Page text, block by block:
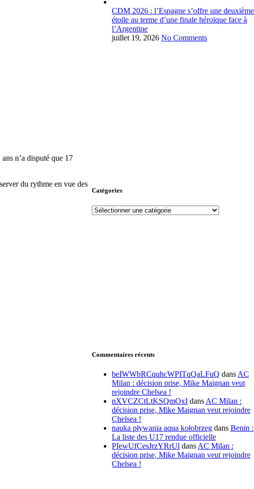
n’a disputé que 17
du rythme en vue des
CDM 2026 : l’Espagne s’offre une deuxième
étoile au terme d’une finale héroïque face à
l’Argentine
juillet 19, 2026 No Comments
Catégories
Catégories
Commentaires récents
beIWWbRCquhcWPITqQaLFuQ dans AC
Milan : décision prise, Mike Maignan veut
rejoindre Chelsea !
nXVCZCtLtKSQmOxI dans AC Milan :
décision prise, Mike Maignan veut rejoindre
Chelsea !
nauka pływania aqua kołobrzeg dans Benin :
La liste des U17 rendue officielle
PIewUfCesJrzYRrUl dans AC Milan :
décision prise, Mike Maignan veut rejoindre
Chelsea !